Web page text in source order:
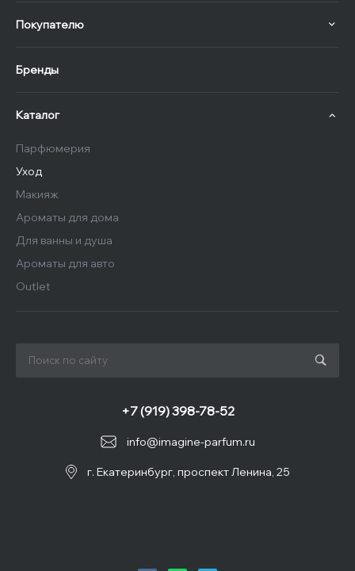
Покупателю
Бренды
Каталог
Парфюмерия
Уход
Макияж
Ароматы для дома
Для ванны и душа
Ароматы для авто
Outlet
info@imagine-parfum.ru
+7 (919) 398-78-52
г. Екатеринбург, проспект Ленина, 25